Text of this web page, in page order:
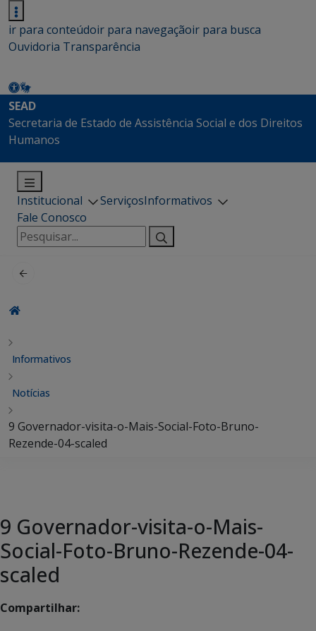
ir para conteúdoir para navegaçãoir para busca
Ouvidoria Transparência
SEAD
Secretaria de Estado de Assistência Social e dos Direitos
Humanos
Institucional ServiçosInformativos
Fale Conosco
Pesquisar
por:
Informativos
Notícias
9 Governador-visita-o-Mais-Social-Foto-Bruno-
Rezende-04-scaled
9 Governador-visita-o-Mais-
Social-Foto-Bruno-Rezende-04-
scaled
Compartilhar: